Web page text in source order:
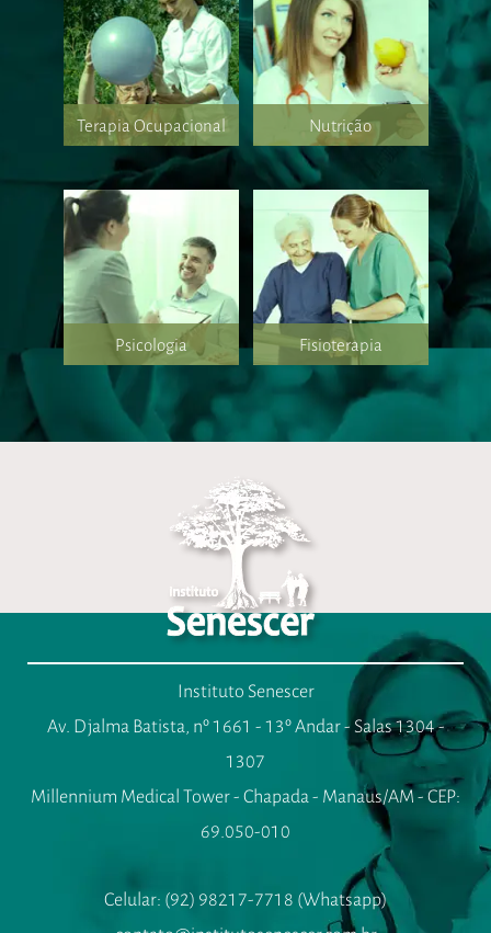
Terapia Ocupacional Nutrição
Psicologia Fisioterapia
Instituto Senescer
Av. Djalma Batista, nº 1661 - 13º Andar - Salas 1304 -
1307
Millennium Medical Tower - Chapada - Manaus/AM - CEP:
69.050-010
Celular: (92) 98217-7718 (Whatsapp)